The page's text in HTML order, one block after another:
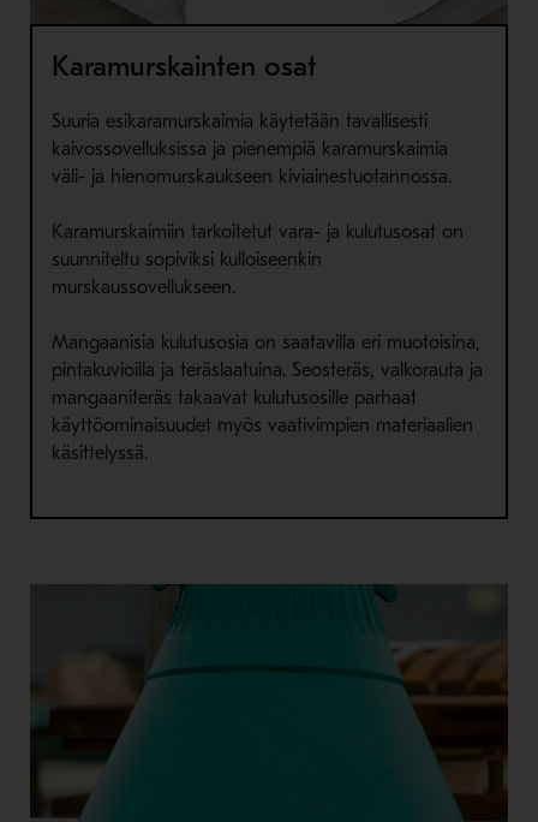
Karamurskainten osat
Suuria esikaramurskaimia käytetään tavallisesti
kaivossovelluksissa ja pienempiä karamurskaimia
väli- ja hienomurskaukseen kiviainestuotannossa.
Karamurskaimiin tarkoitetut vara- ja kulutusosat on
suunniteltu sopiviksi kulloiseenkin
murskaussovellukseen.
Mangaanisia kulutusosia on saatavilla eri muotoisina,
pintakuvioilla ja teräslaatuina. Seosteräs, valkorauta ja
mangaaniteräs takaavat kulutusosille parhaat
käyttöominaisuudet myös vaativimpien materiaalien
käsittelyssä.